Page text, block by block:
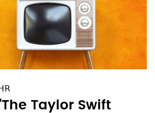
Taylor Swift